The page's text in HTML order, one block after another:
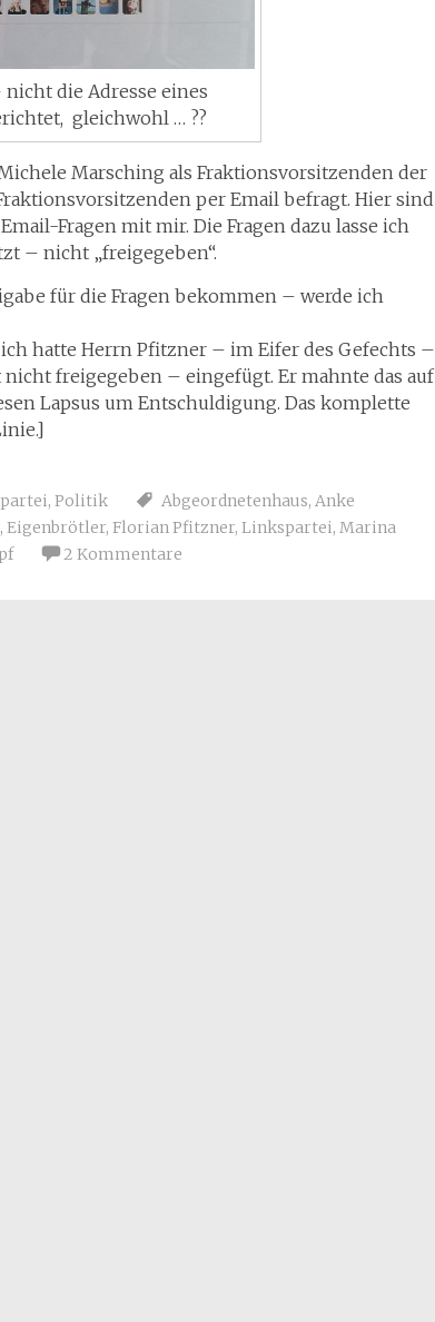
die Adresse eines
gleichwohl … ??
Marsching als Fraktionsvorsitzenden der
per Email befragt. Hier sind
Fragen mit mir. Die Fragen dazu lasse ich
– nicht „freigegeben“.
für die Fragen bekommen – werde ich
ich hatte Herrn Pfitzner – im Eifer des Gefechts –
freigegeben – eingefügt. Er mahnte das auf
Lapsus um Entschuldigung. Das komplette
, Politik Abgeordnetenhaus, Anke
, Eigenbrötler, Florian Pfitzner, Linkspartei, Marina
2 Kommentare